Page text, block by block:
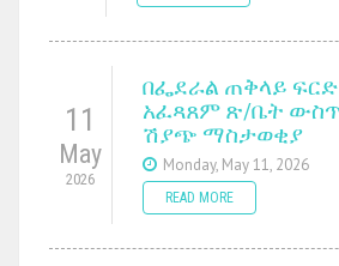
11
May
2026
በፌደራል ጠቅላይ
አፈጻጸም ጽ/ቤት
ሽያጭ ማስታወቂያ
Monday, May 11, 2026
READ MORE